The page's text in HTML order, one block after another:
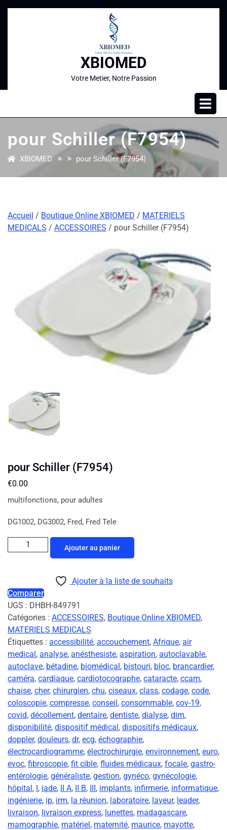
XBIOMED
Votre Metier, Notre Passion
pour Schiller (F7954)
XBIOMED» » pour Schiller (F7954)
Accueil / Boutique Online XBIOMED / MATERIELS
MEDICALS / ACCESSOIRES / pour Schiller (F7954)
pour Schiller (F7954)
€0.00
multifonctions, pour adultes
DG1002, DG3002, Fred, Fred Tele
Ajouter au panier
Ajouter à la liste de souhaits
Comparer
UGS : DHBH-849791
Catégories : ACCESSOIRES, Boutique Online XBIOMED,
MATERIELS MEDICALS
Étiquettes : accessibilité, accouchement, Afrique, air
medical, analyse, anésthesiste, aspiration, autoclavable,
autoclave, bétadine, biomédical, bistouri, bloc, brancardier,
caméra, cardiaque, cardiotocographe, cataracte, ccam,
chaise, cher, chirurgien, chu, ciseaux, class, codage, code,
coloscopie, compresse, conseil, consommable, cov-19,
covid, décollement, dentaire, dentiste, dialyse, dim,
disponibilité, dispositif médical, dispositifs médicaux,
doppler, douleurs, dr, ecg, échographie,
électrocardiogramme, électrochirurgie, environnement, euro,
evoc, fibroscopie, fit cible, fluides médicaux, focale, gastro-
entérologie, généraliste, gestion, gynéco, gynécologie,
hôpital, I, iade, II A, II B, III, implants, infirmerie, informatique,
ingénierie, ip, irm, la réunion, laboratoire, laveur, leader,
livraison, livraison express, lunettes, madagascare,
mamographie, matériel, maternité, maurice, mayotte,